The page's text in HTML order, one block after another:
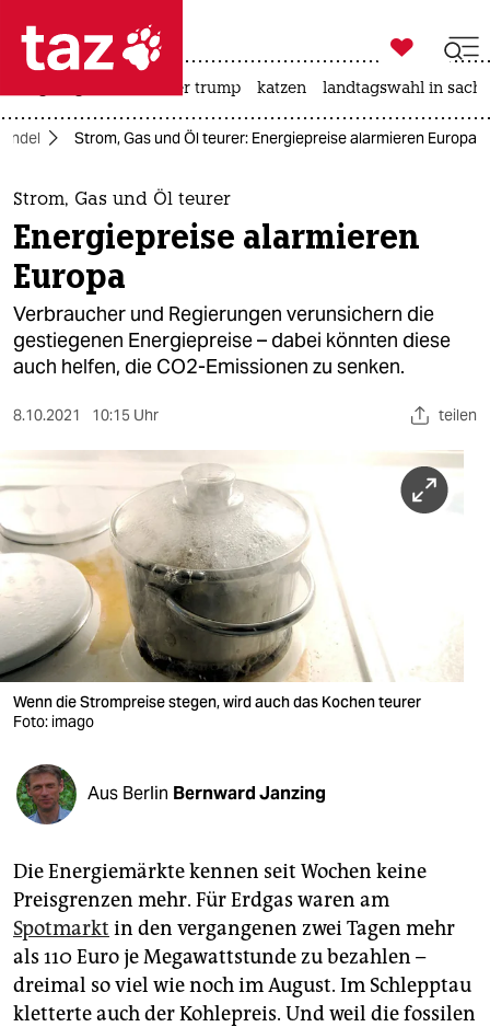
 taz zahl ich
taz zahl ich
themen
politik
öko
gesellschaft
sport
berlin
nord
wahrheit
verlag
verlag
veranstaltungen
shop
fragen & hilfe
unterstützen
abo
genossenschaft
epaper login

taz zahl ich
usa unter trump katzen landtagswahl in
Strom, Gas und Öl teurer: Energiepreise alarmieren Europa
Strom, Gas und Öl teurer
Energiepreise alarmieren
Europa
Verbraucher und Regierungen verunsichern die
gestiegenen Energiepreise – dabei könnten diese
auch helfen, die CO2-Emissionen zu senken.
8.10.2021 10:15 Uhr teilen
Wenn die Strompreise stegen, wird auch das Kochen teurer
Foto: imago
Aus Berlin Bernward Janzing
Die Energiemärkte kennen seit Wochen keine
Preisgrenzen mehr. Für Erdgas waren am
Spotmarkt in den vergangenen zwei Tagen mehr
als 110 Euro je Megawattstunde zu bezahlen –
dreimal so viel wie noch im August. Im Schlepptau
kletterte auch der Kohlepreis. Und weil die fossilen